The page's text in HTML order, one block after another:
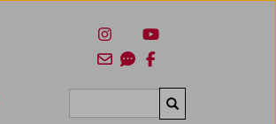
Suchen